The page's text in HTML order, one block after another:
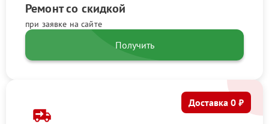
Ремонт со скидкой
при заявке на сайте
Получить
Доставка 0 ₽